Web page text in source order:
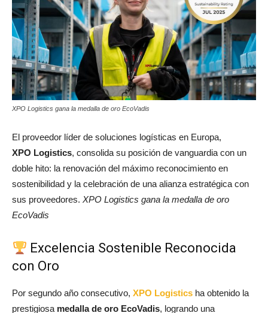
XPO Logistics gana la medalla de oro EcoVadis
El proveedor líder de soluciones logísticas en Europa,
XPO Logistics, consolida su posición de vanguardia con un
doble hito: la renovación del máximo reconocimiento en
sostenibilidad y la celebración de una alianza estratégica con
sus proveedores. XPO Logistics gana la medalla de oro
EcoVadis
Excelencia Sostenible Reconocida
con Oro
Por segundo año consecutivo, XPO Logistics ha obtenido la
prestigiosa medalla de oro EcoVadis, logrando una